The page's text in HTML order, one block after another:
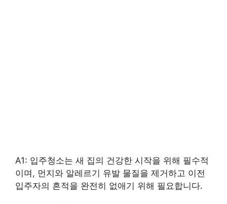
A1: 입주청소는 새 집의 건강한 시작을 위해 필수적
이며, 먼지와 알레르기 유발 물질을 제거하고 이전
입주자의 흔적을 완전히 없애기 위해 필요합니다.